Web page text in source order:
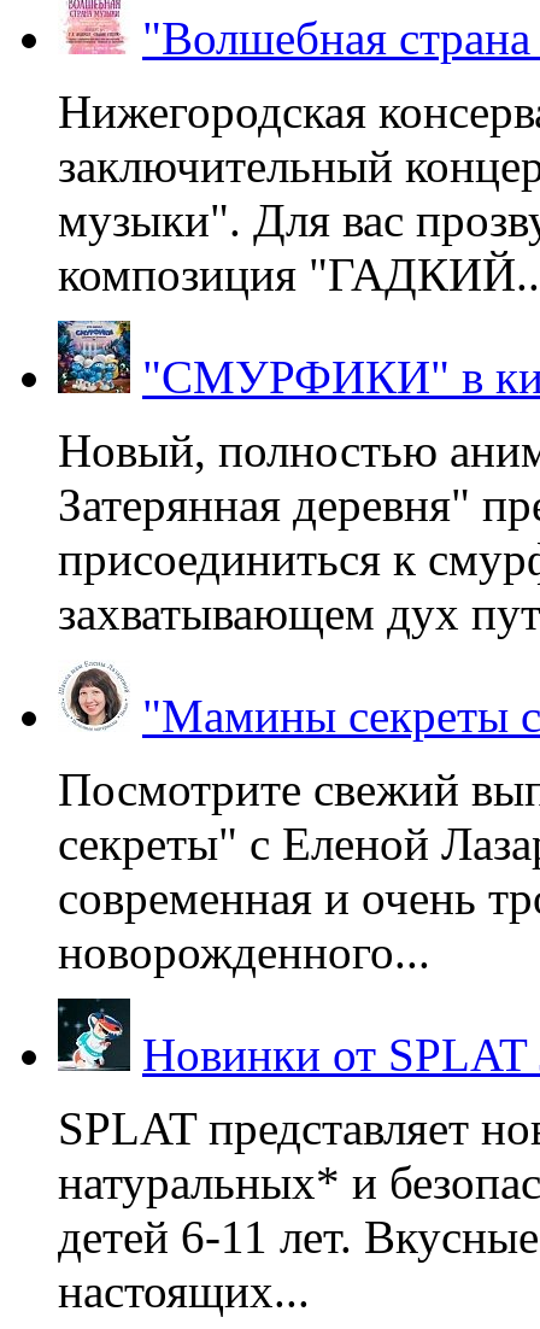
"Волшебная
Нижегородская
заключительный
музыки". Для вас
композиция
"СМУРФИКИ" в
Новый, полностью
Затерянная деревня"
присоединиться к
захватывающем дух
"Мамины секреты
Посмотрите свежий
секреты" с Еленой
современная и очень
новорожденного...
Новинки от
SPLAT представляет
натуральных* и
детей 6-11 лет.
настоящих...